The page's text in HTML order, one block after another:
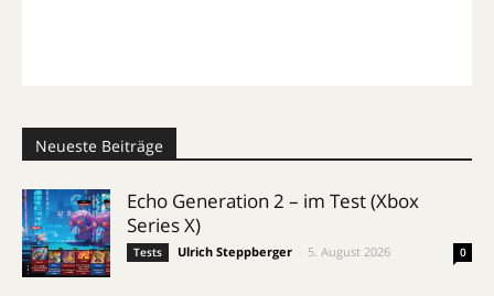
Neueste Beiträge
Echo Generation 2 – im Test (Xbox
Series X)
Tests Ulrich Steppberger 5. August 2026 0